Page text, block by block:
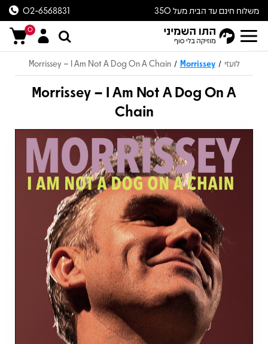
משלוח חינם עד הבית מעל 350
ש״ח
02-6568831
0
לועזי /
Morrissey
/
Morrissey – I Am Not A Dog On A Chain
Morrissey – I Am Not A Dog On A
Chain